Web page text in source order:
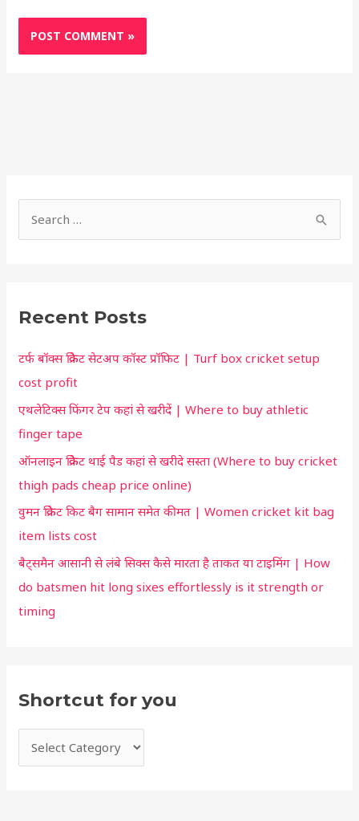
c
f
o
r
:
Recent Posts
टर्फ बॉक्स क्रिकेट सेटअप कॉस्ट प्रॉफिट | Turf box cricket setup
cost profit
एथलेटिक्स फिंगर टेप कहां से खरीदें | Where to buy athletic
finger tape
ऑनलाइन क्रिकेट थाई पैड कहां से खरीदे सस्ता (Where to buy cricket
thigh pads cheap price online)
वुमन क्रिकेट किट बैग सामान समेत कीमत | Women cricket kit bag
item lists cost
बैट्समैन आसानी से लंबे सिक्स कैसे मारता है ताकत या टाइमिंग | How
do batsmen hit long sixes effortlessly is it strength or
timing
Shortcut for you
t
f
o
r